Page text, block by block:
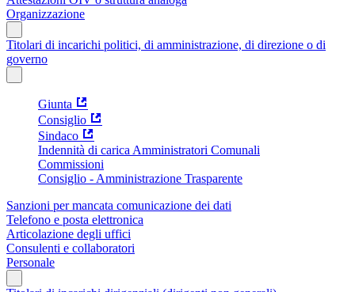
Organizzazione
Titolari di incarichi politici, di amministrazione, di direzione o di
governo
Giunta
Consiglio
Sindaco
Indennità di carica Amministratori Comunali
Commissioni
Consiglio - Amministrazione Trasparente
Sanzioni per mancata comunicazione dei dati
Telefono e posta elettronica
Articolazione degli uffici
Consulenti e collaboratori
Personale